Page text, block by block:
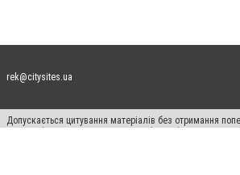
rek@citysites.ua
Допускається цитування матеріалів без отримання
систем гіперпосилання на цитовані статті не нижче